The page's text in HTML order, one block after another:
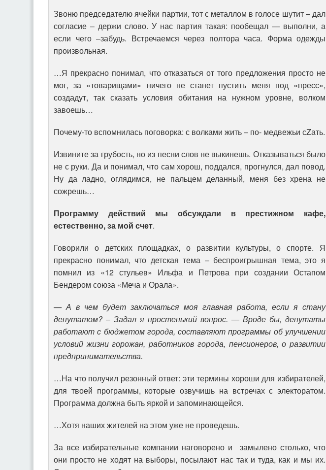
Звоню председателю ячейки партии, тот с металлом в голосе шутит – дал
согласие – держи слово. У нас партия такая: пообещал — выполни, а
если чего –забудь. Встречаемся через полтора часа. Форма одежды
произвольная.
…Я прекрасно понимал, что отказаться от того предложения просто не
мог, за «товарищами» ничего не станет пустить меня под «пресс»,
создадут, так сказать условия обитания на нужном уровне, волком
завоешь…
Почему-то вспомнилась поговорка: с волками жить – по- медвежьи сZать.
Извините за грубость, но из песни слов не выкинешь. Отказываться было
не с руки. Да и понимал, что сам хорош, поддался, прогнулся, дал повод.
Ну да ладно, оглядимся, не пальцем деланный, меня без хрена не
сожрешь…
Программу действий мы обсуждали в престижном кафе,
естественно, за мой счет.
Говорили о детских площадках, о развитии культуры, о спорте. Я
прекрасно понимал, что детская тема – беспроигрышная тема, это я
помнил из «12 стульев» Ильфа и Петрова при создании Остапом
Бендером союза «Меча и Орала».
— А в чем будет заключаться моя главная работа, если я стану
депутатом? – Задал я простенький вопрос. — Вроде бы, депутаты
работают с бюджетом города, составляют программы об улучшении
условий жизни горожан, работников города, пенсионеров, о развитии
предпринимательства.
…На что получил резонный ответ: эти термины хороши для избирателей,
для твоей программы, которые озвучишь на встречах с электоратом.
Программа должна быть яркой и запоминающейся.
…Хотя наших жителей на этом уже не проведешь.
За все избирательные компании наговорено и замылено столько, что
они просто не ходят на выборы, посылают нас так и туда, как и мы их.